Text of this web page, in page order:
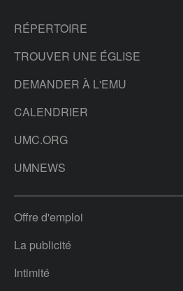
RÉPERTOIRE
TROUVER UNE ÉGLISE
DEMANDER À L'EMU
CALENDRIER
UMC.ORG
UMNEWS
Offre d'emploi
La publicité
Intimité